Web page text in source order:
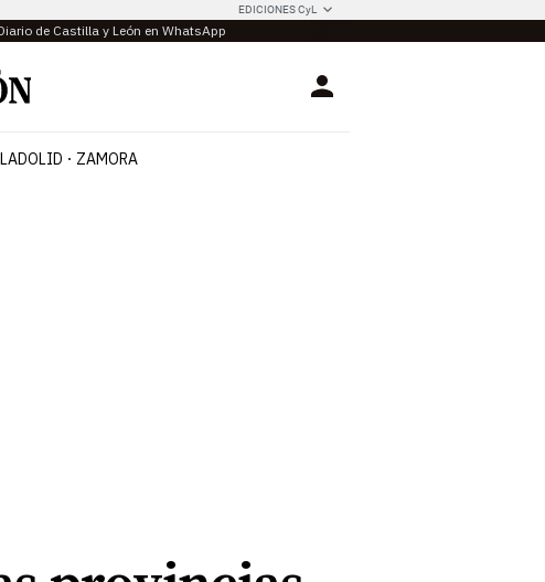
EDICIONES CyL
de Castilla y León en WhatsApp
Login
ZAMORA